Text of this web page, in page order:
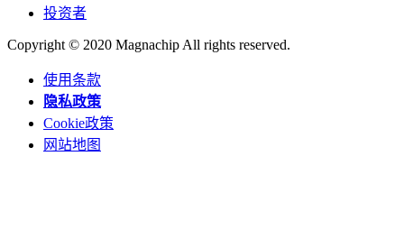
投资者
Copyright © 2020 Magnachip All rights reserved.
使用条款
隐私政策
Cookie政策
网站地图